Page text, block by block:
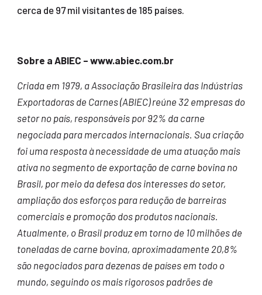
cerca de 97 mil visitantes de 185 países.
Sobre a ABIEC – www.abiec.com.br
Criada em 1979, a Associação Brasileira das Indústrias
Exportadoras de Carnes (ABIEC) reúne 32 empresas do
setor no país, responsáveis por 92% da carne
negociada para mercados internacionais. Sua criação
foi uma resposta à necessidade de uma atuação mais
ativa no segmento de exportação de carne bovina no
Brasil, por meio da defesa dos interesses do setor,
ampliação dos esforços para redução de barreiras
comerciais e promoção dos produtos nacionais.
Atualmente, o Brasil produz em torno de 10 milhões de
toneladas de carne bovina, aproximadamente 20,8%
são negociados para dezenas de países em todo o
mundo, seguindo os mais rigorosos padrões de